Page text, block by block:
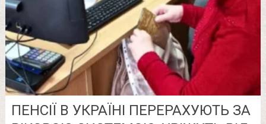
ПЕНСІЇ В УКРАЇНІ ПЕРЕРАХУЮТЬ ЗА